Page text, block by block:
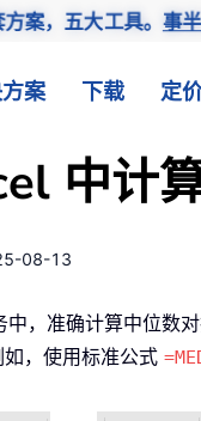
案，五大工具。 事
案 下载 定
中计
08-13
，准确计算中位数
，使用标准公式